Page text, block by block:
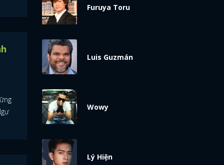
Furuya Toru
Luis Guzmán
Wowy
Lý Hiện